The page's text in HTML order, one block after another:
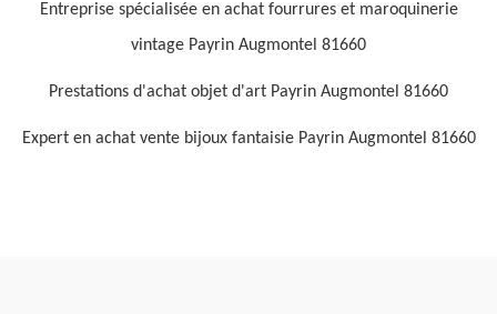
Entreprise spécialisée en achat fourrures et maroquinerie
vintage Payrin Augmontel 81660
Prestations d'achat objet d'art Payrin Augmontel 81660
Expert en achat vente bijoux fantaisie Payrin Augmontel 81660